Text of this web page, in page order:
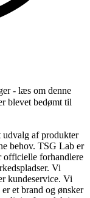
- læs om denne
blevet bedømt til
af produkter
behov. TSG Lab er
officielle forhandlere
Vi
kundeservice. Vi
et brand og ønsker